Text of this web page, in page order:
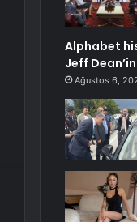
Alphabet
Jeff
Ağustos 6,